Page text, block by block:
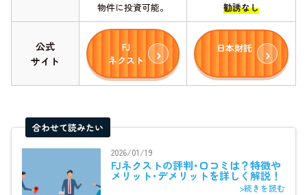
物件に投資可能。
勧誘なし
公式
サイト
FJ
ネクスト
日本財託
合わせて読みたい
2026/01/19
FJネクストの評判･口コミは？特徴や
メリット･デメリットを詳しく解説！
>続きを読む